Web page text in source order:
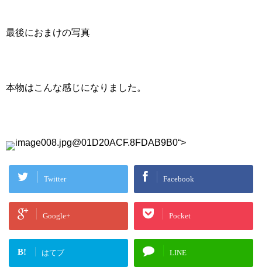
最後におまけの写真
本物はこんな感じになりました。
image008.jpg@01D20ACF.8FDAB9B0“>
Twitter Facebook
Google+ Pocket
B! はてブ LINE